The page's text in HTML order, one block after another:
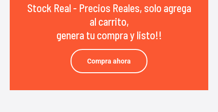
Stock Real - Precios Reales, solo agrega
al carrito,
genera tu compra y listo!!
Compra ahora